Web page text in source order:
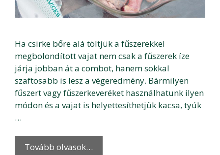
Ha csirke bőre alá töltjük a fűszerekkel
megbolondított vajat nem csak a fűszerek íze
járja jobban át a combot, hanem sokkal
szaftosabb is lesz a végeredmény. Bármilyen
fűszert vagy fűszerkeveréket használhatunk ilyen
módon és a vajat is helyettesíthetjük kacsa, tyúk
…
Tovább olvasok…